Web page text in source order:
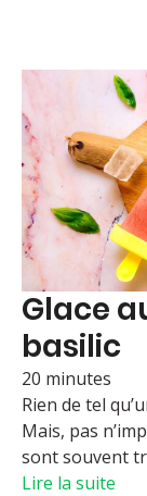
Glace
basilic
20 minutes
Rien de tel
Mais, pas
sont souvent
Lire la suite